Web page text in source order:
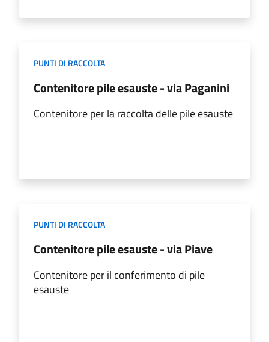
PUNTI DI RACCOLTA
Contenitore pile esauste - via Paganini
Contenitore per la raccolta delle pile esauste
PUNTI DI RACCOLTA
Contenitore pile esauste - via Piave
Contenitore per il conferimento di pile
esauste